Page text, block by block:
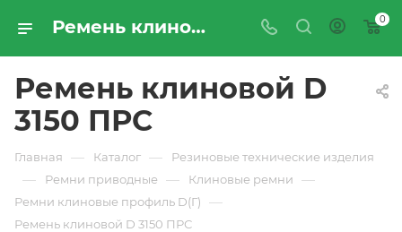
Ремень клиновой D 3150 ПРС - купить по цене производителя с доставкой по Москве и России | ПРОМРЕСУРССЕРВИС 0
Ремень клиновой D
3150 ПРС
Главная — Каталог — Резиновые технические изделия
— Ремни приводные — Клиновые ремни —
Ремни клиновые профиль D(Г) —
Ремень клиновой D 3150 ПРС